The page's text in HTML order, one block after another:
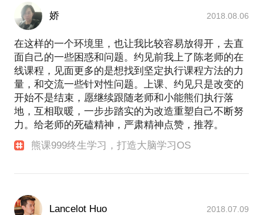
娇 2018.08.06
在这样的一个环境里，也让我比较容易放得开，去直
面自己的一些困惑和问题。约见前我上了陈老师的在
线课程，见面更多的是想找到坚定执行课程方法的力
量，和交流一些针对性问题。上课、约见只是改变的
开始不是结束，愿继续跟随老师和小能熊们执行落
地，互相取暖，一步步踏实的为改造重塑自己不断努
力。给老师的死磕精神，严肃精神点赞，推荐。
熊课999终生学习，打造大脑学习OS
Lancelot Huo 2018.07.09